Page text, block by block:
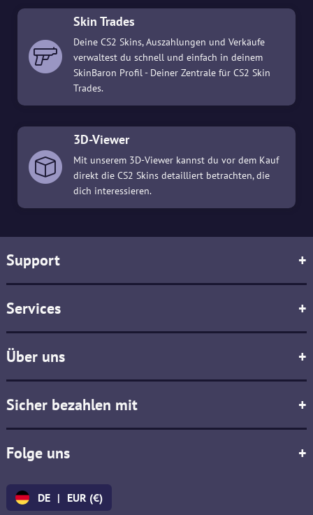
Skin Trades
Deine CS2 Skins, Auszahlungen und Verkäufe
verwaltest du schnell und einfach in deinem
SkinBaron Profil - Deiner Zentrale für CS2 Skin
Trades.
3D-Viewer
Mit unserem 3D-Viewer kannst du vor dem Kauf
direkt die CS2 Skins detailliert betrachten, die
dich interessieren.
Support +
Services +
Über uns +
Sicher bezahlen mit +
Folge uns +
DE | EUR (€)